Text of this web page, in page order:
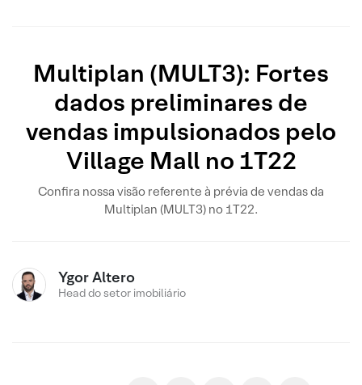
Multiplan (MULT3): Fortes
dados preliminares de
vendas impulsionados pelo
Village Mall no 1T22
Confira nossa visão referente à prévia de vendas da
Multiplan (MULT3) no 1T22.
Ygor Altero
Head do setor imobiliário